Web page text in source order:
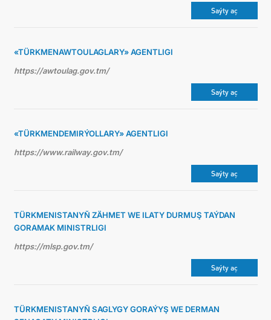
Saýty aç
«TÜRKMENAWTOULAGLARY» AGENTLIGI
https://awtoulag.gov.tm/
Saýty aç
«TÜRKMENDEMIRÝOLLARY» AGENTLIGI
https://www.railway.gov.tm/
Saýty aç
TÜRKMENISTANYŇ ZÄHMET WE ILATY DURMUŞ TAÝDAN
GORAMAK MINISTRLIGI
https://mlsp.gov.tm/
Saýty aç
TÜRKMENISTANYŇ SAGLYGY GORAÝYŞ WE DERMAN